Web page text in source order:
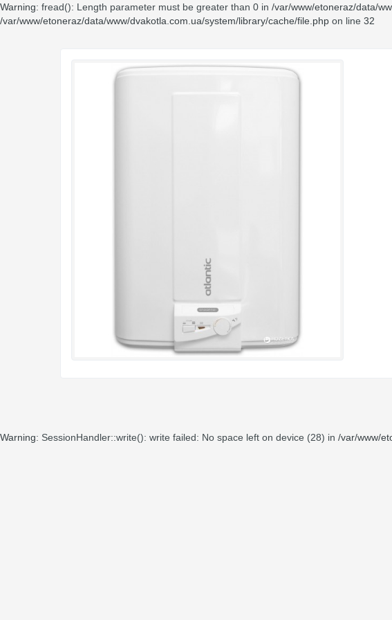
Warning: fread(): Length parameter must be greater than 0 in /var/www/etoneraz/data/
/var/www/etoneraz/data/www/dvakotla.com.ua/system/library/cache/file.php on line 32
Warning: SessionHandler::write(): write failed: No space left on device (28) in /var/www/